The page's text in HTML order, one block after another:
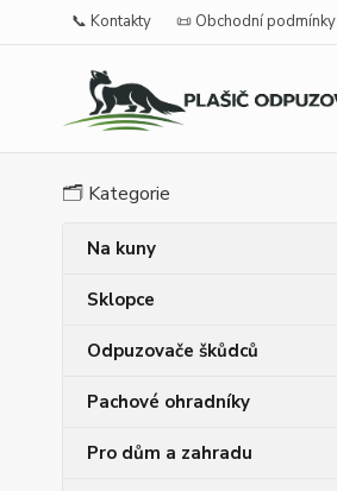
📞 Kontakty 📜 Obchodní podmínky
🗂️ Kategorie
Na kuny
Sklopce
Odpuzovače škůdců
Pachové ohradníky
Pro dům a zahradu